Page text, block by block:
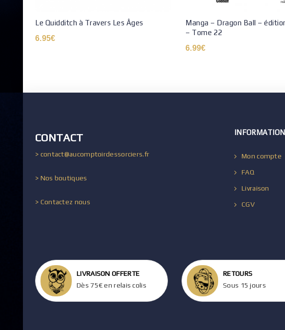
Le Quidditch à Travers Les Âges
6.95€
Manga – Dragon Ball –
– Tome 22
6.99€
CONTACT
> contact@aucomptoirdessorciers.fr
> Nos boutiques
> Contactez nous
Mon compte
FAQ
Livraison
CGV
LIVRAISON OFFERTE
Dès 75€ en relais colis
RETOURS
Sous 15 jours